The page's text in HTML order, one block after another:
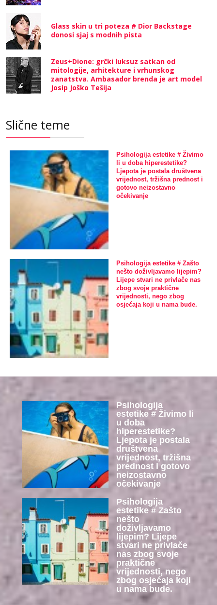
Glass skin u tri poteza # Dior Backstage
donosi sjaj s modnih pista
Zeus+Dione: grčki luksuz satkan od
mitologije, arhitekture i vrhunskog
zanatstva. Ambasador brenda je art model
Josip Joško Tešija
Slične teme
Psihologija estetike # Živimo
li u doba hiperestetike?
Ljepota je postala društvena
vrijednost, tržišna prednost i
gotovo neizostavno
očekivanje
Psihologija estetike # Zašto
nešto doživljavamo lijepim?
Lijepe stvari ne privlače nas
zbog svoje praktične
vrijednosti, nego zbog
osjećaja koji u nama bude.
Psihologija
estetike # Živimo li
u doba
hiperestetike?
Ljepota je postala
društvena
vrijednost, tržišna
prednost i gotovo
neizostavno
očekivanje
Psihologija
estetike # Zašto
nešto
doživljavamo
lijepim? Lijepe
stvari ne privlače
nas zbog svoje
praktične
vrijednosti, nego
zbog osjećaja koji
u nama bude.